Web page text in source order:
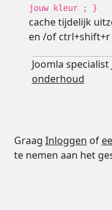
jouw kleur ; }
cache tijdelijk
en /of
Joomla specialist
onderhoud
Graag Inloggen of
te nemen aan het